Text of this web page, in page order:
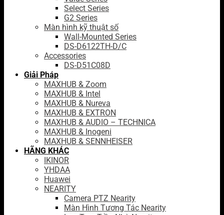
Select Series
G2 Series
Màn hình kỹ thuật số
Wall-Mounted Series
DS-D6122TH-D/C
Accessories
DS-D51C08D
Giải Pháp
MAXHUB & Zoom
MAXHUB & Intel
MAXHUB & Nureva
MAXHUB & EXTRON
MAXHUB & AUDIO – TECHNICA
MAXHUB & Inogeni
MAXHUB & SENNHEISER
HÃNG KHÁC
IKINOR
YHDAA
Huawei
NEARITY
Camera PTZ Nearity
Màn Hình Tương Tác Nearity